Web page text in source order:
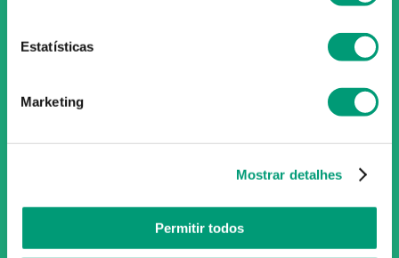
Estatísticas
Marketing
Mostrar detalhes
Permitir todos
O Grupo Nossa Farmácia é o maior grupo de farmácias em
Portugal, conta atualmente com cerca de mais de 350
farmácias que partilham os mesmos valores, ideais e
as melhores soluções de compra para os consumidores
através da nossafarmacia.pt.
Subscreva para receber ofertas e novidades